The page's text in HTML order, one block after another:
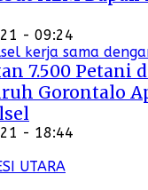
- 09:24
7.500 Petani
Gorontalo
- 18:44
UTARA